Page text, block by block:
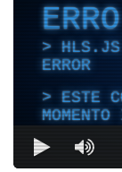
HLS.JS
ERROR
ESTE